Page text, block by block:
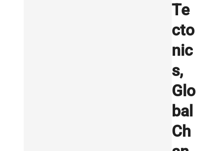
Te
cto
nic
s,
Glo
bal
Ch